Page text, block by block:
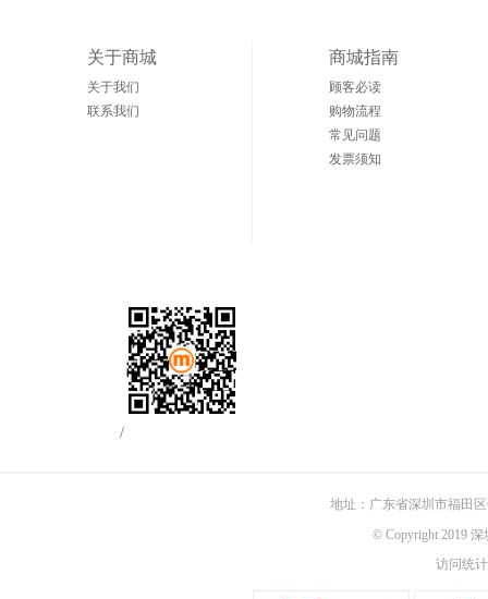
关于商城
关于我们
联系我们
商城指南
顾客必读
购物流程
常见问题
发票须知
/
地址：广东省深圳市福田
© Copyright 2019
访问统